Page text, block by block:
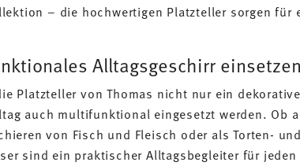
– die hochwertigen Platzteller sorgen für
Alltagsgeschirr einsetzen
Platzteller von Thomas nicht nur ein
auch multifunktional eingesetzt werden. Ob
von Fisch und Fleisch oder als Torten- und
sind ein praktischer Alltagsbegleiter für jeden